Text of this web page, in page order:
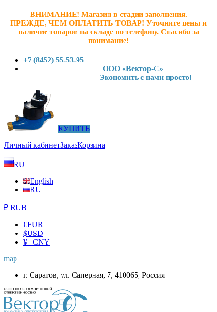
ВНИМАНИЕ! Магазин в стадии заполнения.
ПРЕЖДЕ, ЧЕМ ОПЛАТИТЬ ТОВАР! Уточните цены и
наличие товаров на складе по телефону. Спасибо за
понимание!
+7 (8452) 55-53-95
ООО «Вектор-С»
Экономить с нами просто!
КУПИТЬ
Личный кабинетЗаказКорзина
RU
English
RU
₽ RUB
€EUR
$USD
¥ CNY
map
г. Саратов, ул. Саперная, 7, 410065, Россия